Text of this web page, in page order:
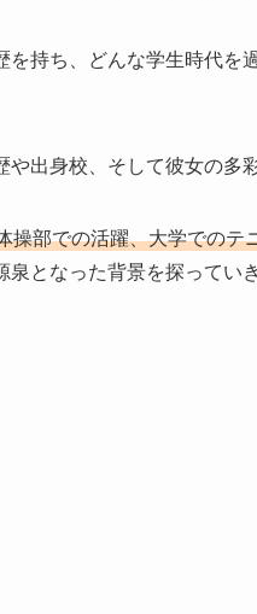
を持ち、どんな学生時代
出身校、そして彼女の多
操部での活躍、大学での
となった背景を探ってい